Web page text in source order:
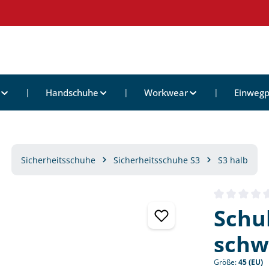
Handschuhe Workwear
Sicherheitsschuhe Sicherheitsschuhe S3 S3 halb
Größe:45 (EU)